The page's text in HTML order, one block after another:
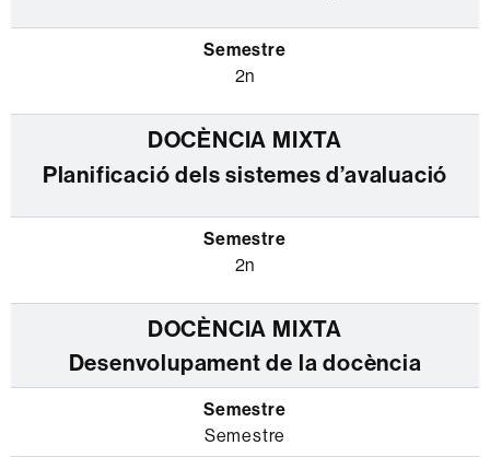
2n
Planificació dels sistemes d’avaluació
2n
Desenvolupament de la docència
Semestre